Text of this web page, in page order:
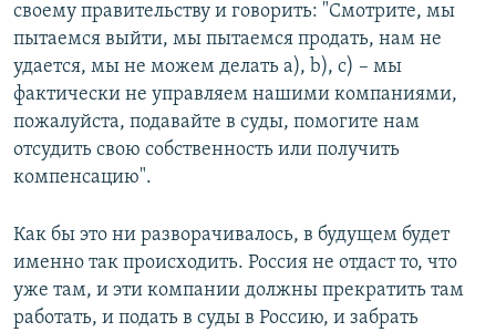
своему правительству и говорить: "Смотрите, мы
пытаемся выйти, мы пытаемся продать, нам не
удается, мы не можем делать a), b), c) – мы
фактически не управляем нашими компаниями,
пожалуйста, подавайте в суды, помогите нам
отсудить свою собственность или получить
компенсацию".
Как бы это ни разворачивалось, в будущем будет
именно так происходить. Россия не отдаст то, что
уже там, и эти компании должны прекратить там
работать, и подать в суды в Россию, и забрать